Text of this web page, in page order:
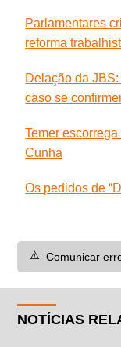
Parlamentares
reforma
Delação da
caso se
Temer
Cunha
Os pedidos de
⚠️ Comunicar
NOTÍCIAS